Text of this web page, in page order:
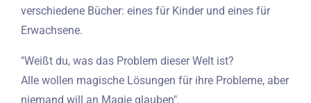
verschiedene Bücher: eines für Kinder und eines für
Erwachsene.
"Weißt du, was das Problem dieser Welt ist?
Alle wollen magische Lösungen für ihre Probleme, aber
niemand will an Magie glauben".